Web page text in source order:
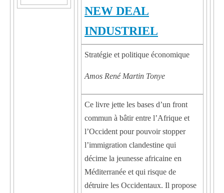
NEW DEAL
INDUSTRIEL
Stratégie et politique économique
Amos René Martin Tonye
Ce livre jette les bases d’un front
commun à bâtir entre l’Afrique et
l’Occident pour pouvoir stopper
l’immigration clandestine qui
décime la jeunesse africaine en
Méditerranée et qui risque de
détruire les Occidentaux. Il propose